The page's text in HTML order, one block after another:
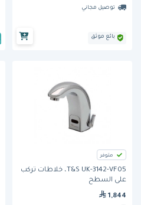
توصيل مجاني
بائع موثق
متوفر
T&S UK-3142-VF05، خلاطات تُركب
على السطح
1,844